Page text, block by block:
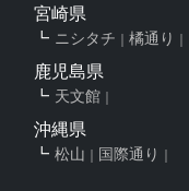
宮崎県
ニシタチ 橘通り
鹿児島県
天文館
沖縄県
松山 国際通り